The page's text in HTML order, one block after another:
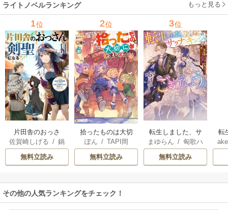
ン･ウィール/ 津寺
里可子
サラ･ウッド/流
水凛子
ライトノベルランキング もっと見る
1位
片田舎のおっさ
ん、剣聖になる
～ただの田舎の剣
術師範だったの
たちが俺を放って
くれない件～
佐賀崎しげる /鍋
島テツヒロ
無料立読み
2位
拾ったものは大切
にしましょう ～子
狼に気に入られた
男の転移物語～
ぽん / TAPI岡
無料立読み
3位
転生しました、サ
ラナ・キンジェで
す。ごきげんよ
う。
まゆらん /匈歌ハ
トリ
無料立読み
転
帝
その他の人気ランキングをチェック！